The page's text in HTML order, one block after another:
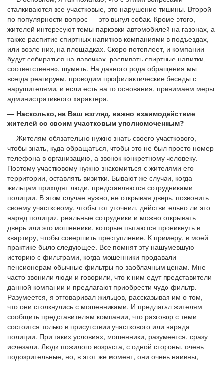
сталкиваются все участковые, это нарушение тишины. Второй
по популярности вопрос — ​это выгул собак. Кроме этого,
жителей интересуют темы парковки автомобилей на газонах, а
также распитие спиртных напитков компаниями в подъездах,
или возле них, на площадках. Скоро потеплеет, и компании
будут собираться на лавочках, распивать спиртные напитки,
соответственно, шуметь. На данного рода обращения мы
всегда реагируем, проводим профилактические беседы с
нарушителями, и если есть на то основания, принимаем меры
административного характера.
— Насколько, на Ваш взгляд, важно взаимодействие
жителей со своим участковым уполномоченным?
— Жителям обязательно нужно знать своего участкового,
чтобы знать, куда обращаться, чтобы это не был просто номер
телефона в организацию, а звонок конкретному человеку.
Поэтому участковому нужно знакомиться с жителями его
территории, оставлять визитки. Бывают же случаи, когда
жильцам приходят люди, представляются сотрудниками
полиции. В этом случае нужно, не открывая дверь, позвонить
своему участковому, чтобы тот уточнил, действительно ли это
наряд полиции, реальные сотрудники и можно открывать
дверь или это мошенники, которые пытаются проникнуть в
квартиру, чтобы совершить преступление. К примеру, в моей
практике было следующее. Все помнят эту нашумевшую
историю с фильтрами, когда мошенники продавали
пенсионерам обычные фильтры по заоблачным ценам. Мне
часто звонили люди и говорили, что к ним едут представители
данной компании и предлагают приобрести чудо-фильтр.
Разумеется, я отговаривал жильцов, рассказывая им о том,
что они столкнулись с мошенниками. И предлагал жителям
сообщить представителям компании, что разговор с теми
состоится только в присутствии участкового или наряда
полиции. При таких условиях, мошенники, разумеется, сразу
исчезали. Люди пожилого возраста, с одной стороны, очень
подозрительные, но, в этот же момент, они очень наивны,